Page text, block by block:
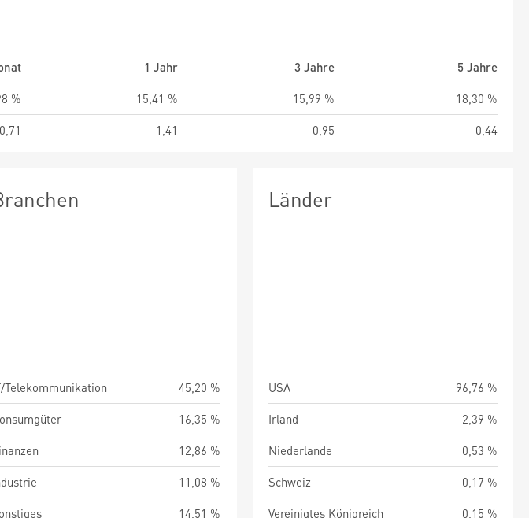
1 Jahr 3 Jahre
5 Jahre
% 15,41 % 15,99 %
18,30 %
0,71 1,41 0,95 0,44
Telekommunikation
45,20 %
16,35 %
12,86 %
11,08 %
14,51 %
Länder
USA
96,76 %
Irland
2,39 %
Niederlande
0,53 %
Schweiz
0,17 %
Vereinigtes Königreich
0,15 %